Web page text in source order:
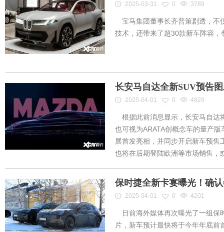
2025-03-31 0 3789
宝马集团董事长齐普策剧透，不
技术，还带来了超30款新车阵容
长安马自达全新SUV预告
2025-04-01 0 4829
根据此前消息显示，长安马自达
也可视为ARATA创概念车的量产
展首发亮相，并同步开启新车预售
也将在后期登陆欧洲等市场销售，
保时捷全新卡宴曝光！确
2025-04-01 0 4201
日前海外媒体再次曝光了一组保
片，新车预计最快将于今年年底